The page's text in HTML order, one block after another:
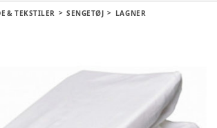
& TEKSTILER SENGETØJ LAGNER